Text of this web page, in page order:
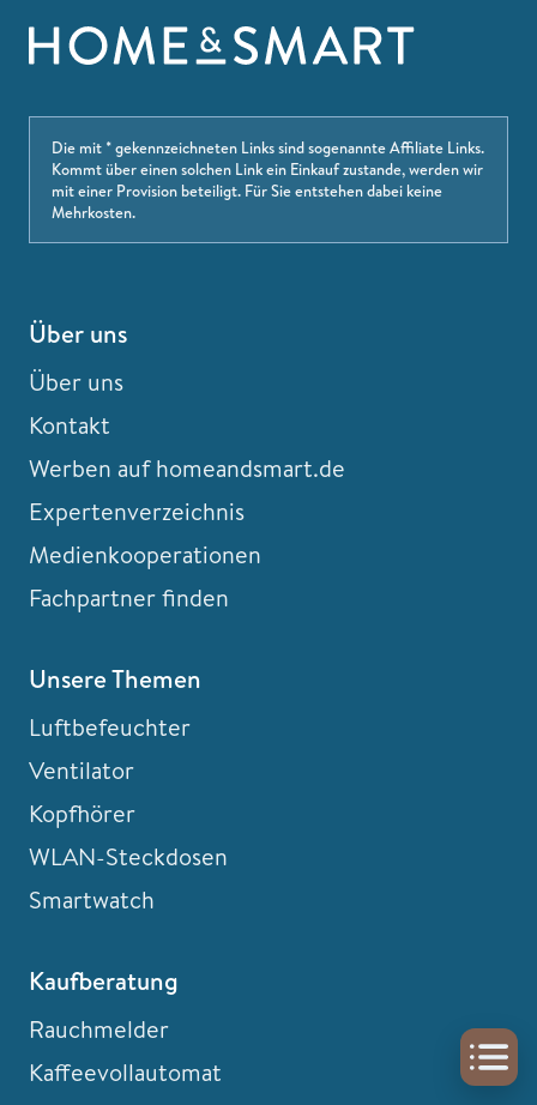
Die mit * gekennzeichneten Links sind sogenannte Affiliate Links.
Kommt über einen solchen Link ein Einkauf zustande, werden wir
mit einer Provision beteiligt. Für Sie entstehen dabei keine
Mehrkosten.
Über uns
Über uns
Kontakt
Werben auf homeandsmart.de
Expertenverzeichnis
Medienkooperationen
Fachpartner finden
Unsere Themen
Luftbefeuchter
Ventilator
Kopfhörer
WLAN-Steckdosen
Smartwatch
Kaufberatung
Rauchmelder
Kaffeevollautomat